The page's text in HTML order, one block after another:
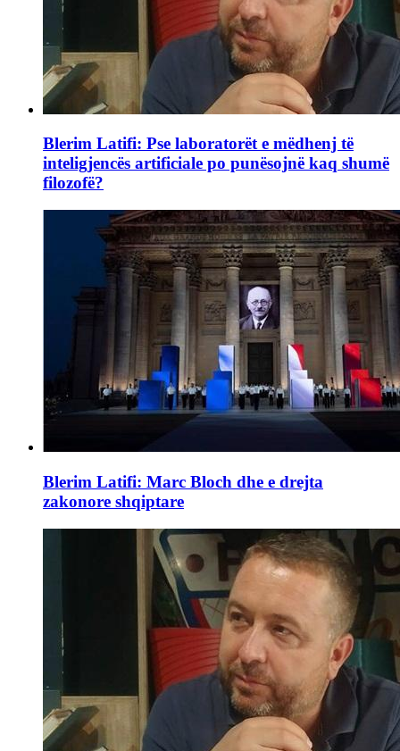
Blerim Latifi: Pse laboratorët e mëdhenj të
inteligjencës artificiale po punësojnë kaq shumë
filozofë?
Blerim Latifi: Marc Bloch dhe e drejta
zakonore shqiptare